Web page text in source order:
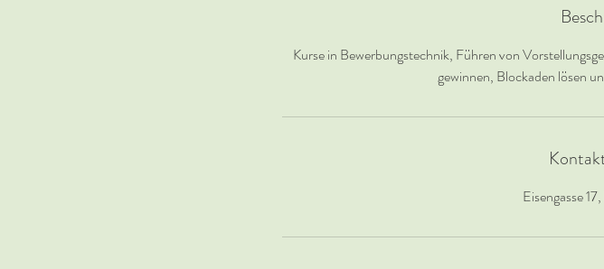
Kurse in Bewerbungstechnik, Führen von
gewinnen, Blockaden lösen
Eisengasse